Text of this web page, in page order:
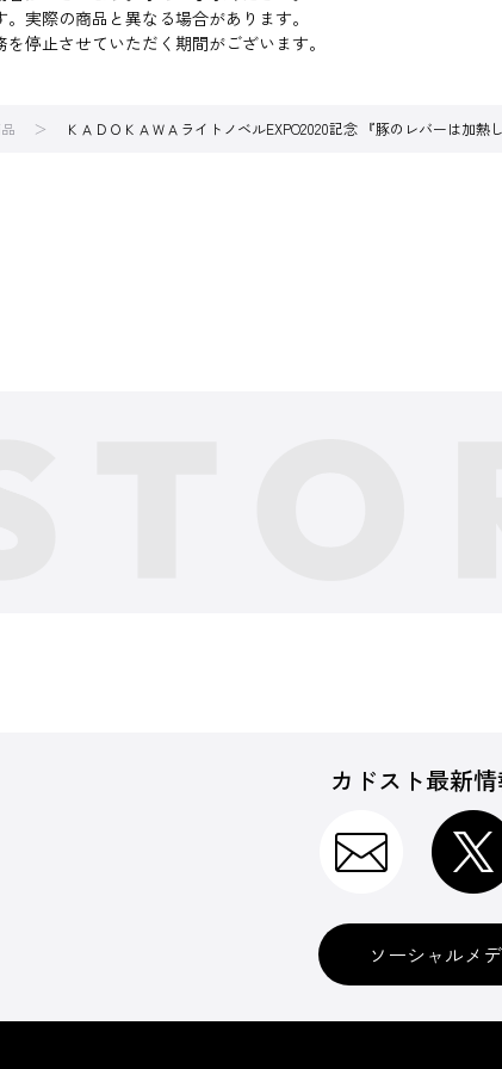
実際の商品と異なる場合があります。
停止させていただく期間がございます。
ＫＡＤＯＫＡＷＡライトノベルEXPO2020記念 『豚のレバーは加
カドスト最新
ソーシャルメ